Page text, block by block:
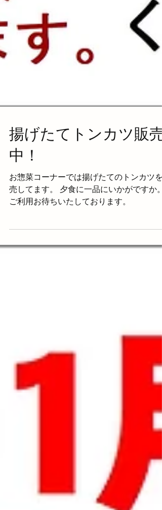
揚げたてトンカツ販売
中！
お惣菜コーナーでは揚げたてのトンカツを
売してます。 夕食に一品にいかがですか。